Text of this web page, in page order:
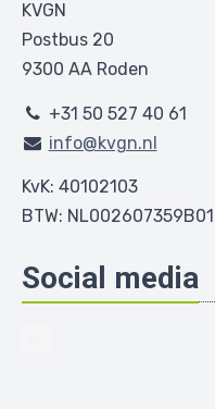
KVGN
Postbus 20
9300 AA Roden
+31 50 527 40 61
info@kvgn.nl
KvK: 40102103
BTW: NL002607359B01
Social media